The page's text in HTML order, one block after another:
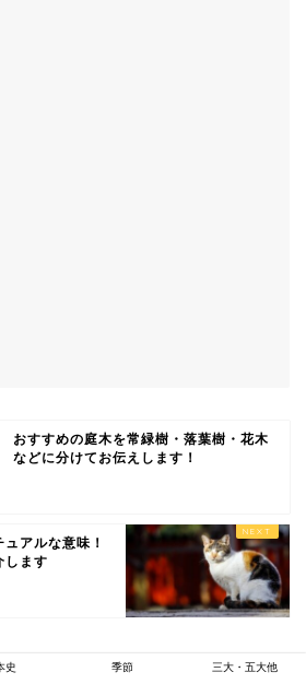
おすすめの庭木を常緑樹・落葉樹・花木
などに分けてお伝えします！
アルな意味！
します
史 季節 三大・五大他